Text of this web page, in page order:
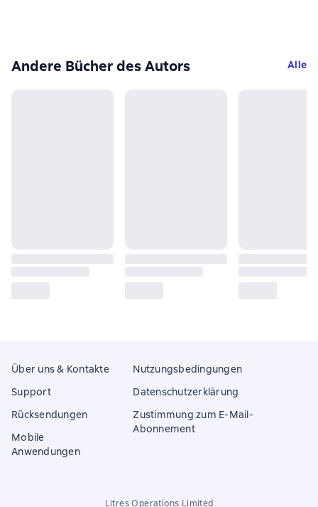
Andere Bücher des Autors Alle
Über uns & Kontakte
Support
Rücksendungen
Mobile
Anwendungen
Nutzungsbedingungen
Datenschutzerklärung
Zustimmung zum E-Mail-
Abonnement
Litres Operations Limited